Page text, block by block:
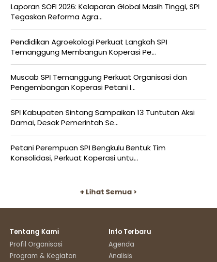
Laporan SOFI 2026: Kelaparan Global Masih Tinggi, SPI
Tegaskan Reforma Agra...
Pendidikan Agroekologi Perkuat Langkah SPI
Temanggung Membangun Koperasi Pe...
Muscab SPI Temanggung Perkuat Organisasi dan
Pengembangan Koperasi Petani I...
SPI Kabupaten Sintang Sampaikan 13 Tuntutan Aksi
Damai, Desak Pemerintah Se...
Petani Perempuan SPI Bengkulu Bentuk Tim
Konsolidasi, Perkuat Koperasi untu...
+ Lihat Semua >
Tentang Kami
Profil Organisasi
Program & Kegiatan
Info Terbaru
Agenda
Analisis